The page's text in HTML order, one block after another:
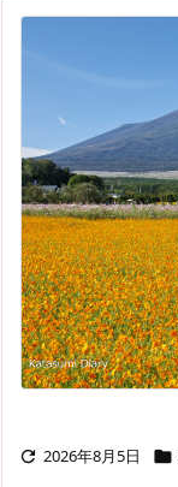
 2026年8月5日 